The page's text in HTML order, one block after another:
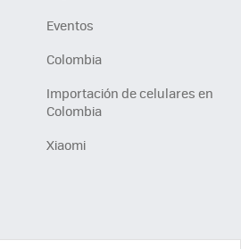
Eventos
Colombia
Importación de celulares en
Colombia
Xiaomi